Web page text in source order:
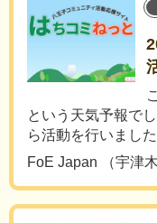
という天気予報で
ら活動を行いまし
FoE Japan （宇津